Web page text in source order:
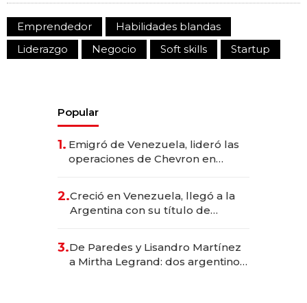
Emprendedor
Habilidades blandas
Liderazgo
Negocio Soft skills Startup
Popular
1. Emigró de Venezuela, lideró las
operaciones de Chevron en
2.Creció en Venezuela, llegó a la
Argentina con su título de
las marcas "fast premium"
3.De Paredes y Lisandro Martínez
a Mirtha Legrand: dos argentinos